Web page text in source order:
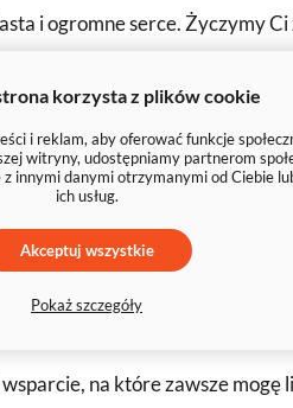
i ogromne serce. Życzymy
zdrowia i wielu powodów
wiem, co to znaczy
na które zawsze
korzysta z plików cookie
i reklam, aby oferować funkcje
witryny, udostępniamy partnerom
innymi danymi otrzymanymi od Ciebie
ich usług.
Akceptuj wszystkie
Pokaż szczegóły